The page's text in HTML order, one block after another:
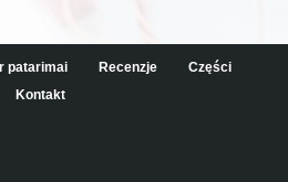
patarimai Recenzje
Części
Kontakt